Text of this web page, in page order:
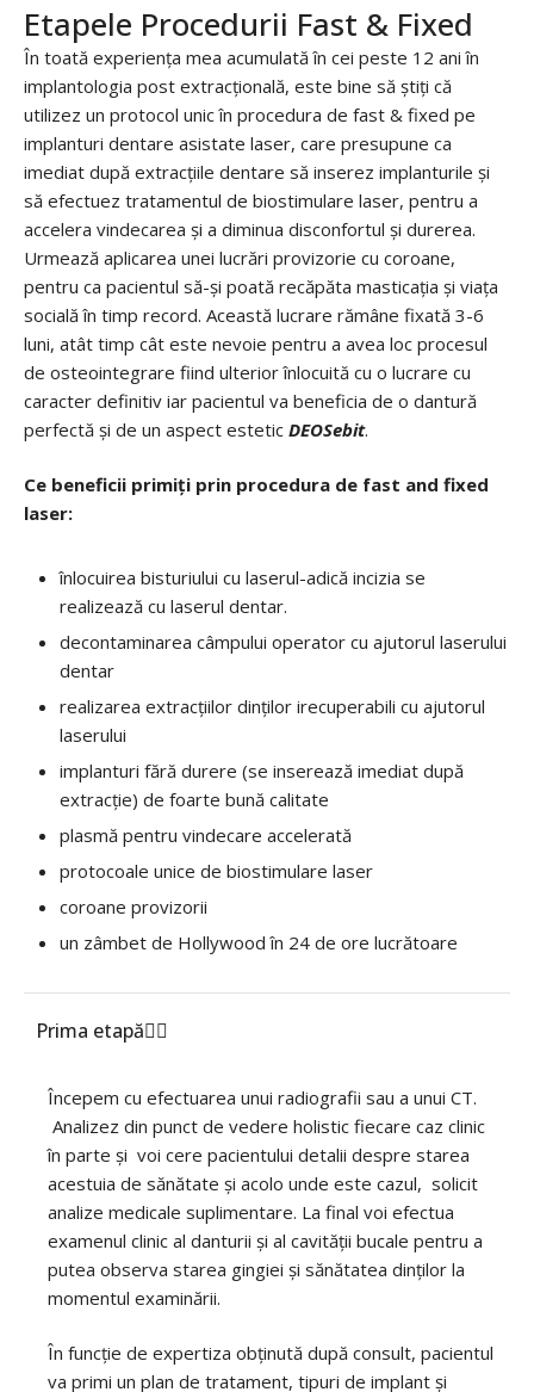
Etapele Procedurii Fast & Fixed
În toată experiența mea acumulată în cei peste 12 ani în
implantologia post extracțională, este bine să știți că
utilizez un protocol unic în procedura de fast & fixed pe
implanturi dentare asistate laser, care presupune ca
imediat după extracțiile dentare să inserez implanturile și
să efectuez tratamentul de biostimulare laser, pentru a
accelera vindecarea și a diminua disconfortul și durerea.
Urmează aplicarea unei lucrări provizorie cu coroane,
pentru ca pacientul să-și poată recăpăta masticația și viața
socială în timp record. Această lucrare rămâne fixată 3-6
luni, atât timp cât este nevoie pentru a avea loc procesul
de osteointegrare fiind ulterior înlocuită cu o lucrare cu
caracter definitiv iar pacientul va beneficia de o dantură
perfectă și de un aspect estetic DEOSebit.
Ce beneficii primiți prin procedura de fast and fixed
laser:
înlocuirea bisturiului cu laserul-adică incizia se
realizează cu laserul dentar.
decontaminarea câmpului operator cu ajutorul laserului
dentar
realizarea extracțiilor dinților irecuperabili cu ajutorul
laserului
implanturi fără durere (se inserează imediat după
extracție) de foarte bună calitate
plasmă pentru vindecare accelerată
protocoale unice de biostimulare laser
coroane provizorii
un zâmbet de Hollywood în 24 de ore lucrătoare
Prima etapă
Începem cu efectuarea unui radiografii sau a unui CT.
Analizez din punct de vedere holistic fiecare caz clinic
în parte și voi cere pacientului detalii despre starea
acestuia de sănătate și acolo unde este cazul, solicit
analize medicale suplimentare. La final voi efectua
examenul clinic al danturii și al cavității bucale pentru a
putea observa starea gingiei și sănătatea dinților la
momentul examinării.
În funcție de expertiza obținută după consult, pacientul
va primi un plan de tratament, tipuri de implant și